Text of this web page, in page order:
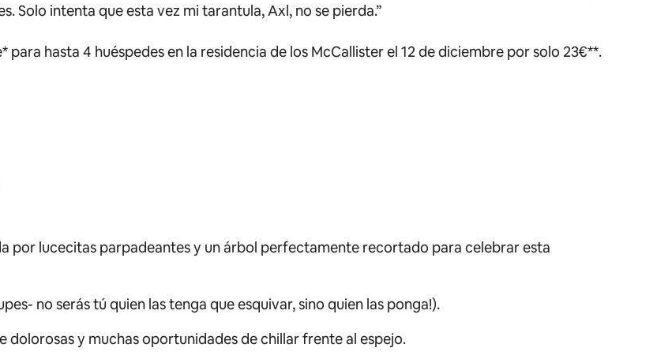
Solo intenta que esta vez mi tarantula, Axl, no se pierda.”
para hasta 4 huéspedes en la residencia de los McCallister el 12 de diciembre por solo 23€**.
por lucecitas parpadeantes y un árbol perfectamente recortado para celebrar esta
no serás tú quien las tenga que esquivar, sino quien las ponga!).
dolorosas y muchas oportunidades de chillar frente al espejo.